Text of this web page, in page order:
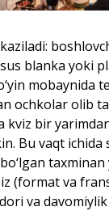
blanka yoki
mobaynida
ochkolar olib
kviz bir
Bu vaqt
(format va
va